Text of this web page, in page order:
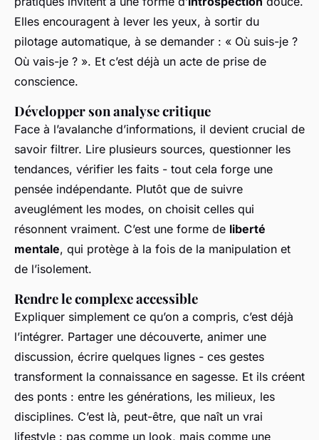
Elles encouragent à lever les yeux, à sortir du
pilotage automatique, à se demander : « Où suis-je ?
Où vais-je ? ». Et c’est déjà un acte de prise de
conscience.
Développer son analyse critique
Face à l’avalanche d’informations, il devient crucial de
savoir filtrer. Lire plusieurs sources, questionner les
tendances, vérifier les faits - tout cela forge une
pensée indépendante. Plutôt que de suivre
aveuglément les modes, on choisit celles qui
résonnent vraiment. C’est une forme de liberté
mentale, qui protège à la fois de la manipulation et
de l’isolement.
Rendre le complexe accessible
Expliquer simplement ce qu’on a compris, c’est déjà
l’intégrer. Partager une découverte, animer une
discussion, écrire quelques lignes - ces gestes
transforment la connaissance en sagesse. Et ils créent
des ponts : entre les générations, les milieux, les
disciplines. C’est là, peut-être, que naît un vrai
lifestyle : pas comme un look, mais comme une